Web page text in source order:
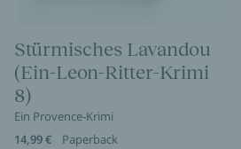
Stürmisches Lavandou
(Ein-Leon-Ritter-Krimi
8)
Ein Provence-Krimi
14,99 €
Paperback